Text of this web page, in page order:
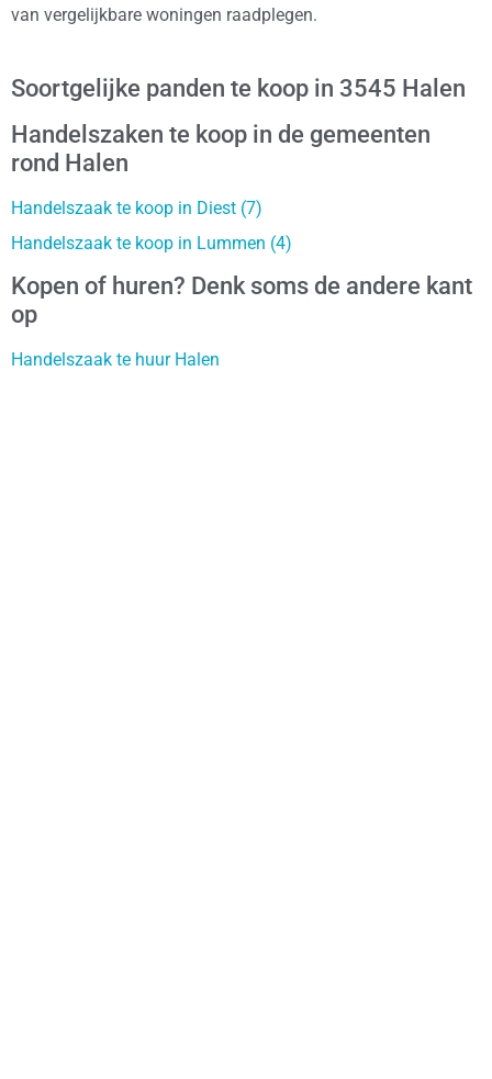
van vergelijkbare woningen raadplegen.
Soortgelijke panden te koop in 3545 Halen
Handelszaken te koop in de gemeenten
rond Halen
Handelszaak te koop in Diest (7)
Handelszaak te koop in Lummen (4)
Kopen of huren? Denk soms de andere kant
op
Handelszaak te huur Halen